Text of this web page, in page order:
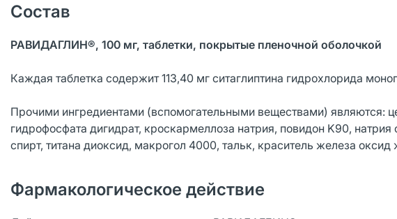
Состав
РАВИДАГЛИН®, 100 мг, таблетки, покрытые пленочной оболочкой
Каждая таблетка содержит 113,40 мг ситаглиптина гидрохлорида
Прочими ингредиентами (вспомогательными веществами) являются:
гидрофосфата дигидрат, кроскармеллоза натрия, повидон K90,
спирт, титана диоксид, макрогол 4000, тальк, краситель железа оксид
Фармакологическое действие